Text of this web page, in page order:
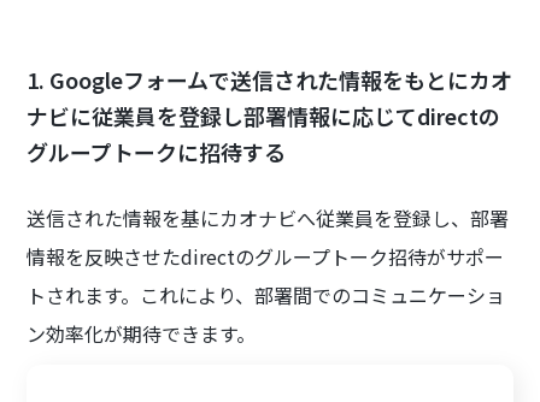
1. Googleフォームで送信された情報をもとにカオ
ナビに従業員を登録し部署情報に応じてdirectの
グループトークに招待する
送信された情報を基にカオナビへ従業員を登録し、部署
情報を反映させたdirectのグループトーク招待がサポー
トされます。これにより、部署間でのコミュニケーショ
ン効率化が期待できます。